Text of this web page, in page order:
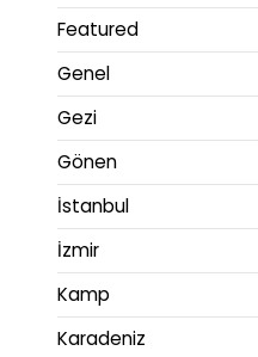
Featured
Genel
Gezi
Gönen
İstanbul
İzmir
Kamp
Karadeniz